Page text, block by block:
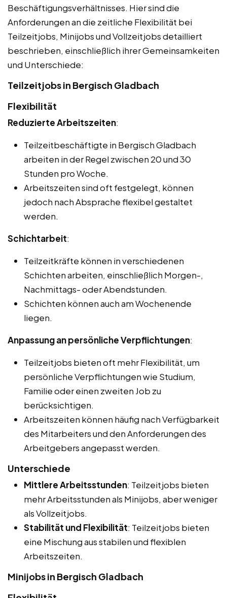
Beschäftigungsverhältnisses. Hier sind die
Anforderungen an die zeitliche Flexibilität bei
Teilzeitjobs, Minijobs und Vollzeitjobs detailliert
beschrieben, einschließlich ihrer Gemeinsamkeiten
und Unterschiede:
Teilzeitjobs in Bergisch Gladbach
Flexibilität
Reduzierte Arbeitszeiten:
Teilzeitbeschäftigte in Bergisch Gladbach
arbeiten in der Regel zwischen 20 und 30
Stunden pro Woche.
Arbeitszeiten sind oft festgelegt, können
jedoch nach Absprache flexibel gestaltet
werden.
Schichtarbeit:
Teilzeitkräfte können in verschiedenen
Schichten arbeiten, einschließlich Morgen-,
Nachmittags- oder Abendstunden.
Schichten können auch am Wochenende
liegen.
Anpassung an persönliche Verpflichtungen:
Teilzeitjobs bieten oft mehr Flexibilität, um
persönliche Verpflichtungen wie Studium,
Familie oder einen zweiten Job zu
berücksichtigen.
Arbeitszeiten können häufig nach Verfügbarkeit
des Mitarbeiters und den Anforderungen des
Arbeitgebers angepasst werden.
Unterschiede
Mittlere Arbeitsstunden: Teilzeitjobs bieten
mehr Arbeitsstunden als Minijobs, aber weniger
als Vollzeitjobs.
Stabilität und Flexibilität: Teilzeitjobs bieten
eine Mischung aus stabilen und flexiblen
Arbeitszeiten.
Minijobs in Bergisch Gladbach